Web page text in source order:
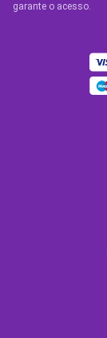
OUTROS SERVIÇOS
garante o acesso.